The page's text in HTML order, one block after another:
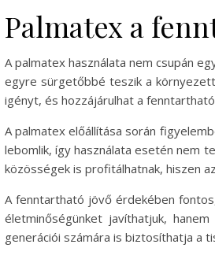
Palmatex a
A palmatex használata nem csupán
egyre sürgetőbbé teszik a
igényt, és hozzájárulhat a
A palmatex előállítása során
lebomlik, így használata esetén nem
közösségek is profitálhatnak, hiszen
A fenntartható jövő érdekében
életminőségünket javíthatjuk,
generációi számára is biztosíthatja a